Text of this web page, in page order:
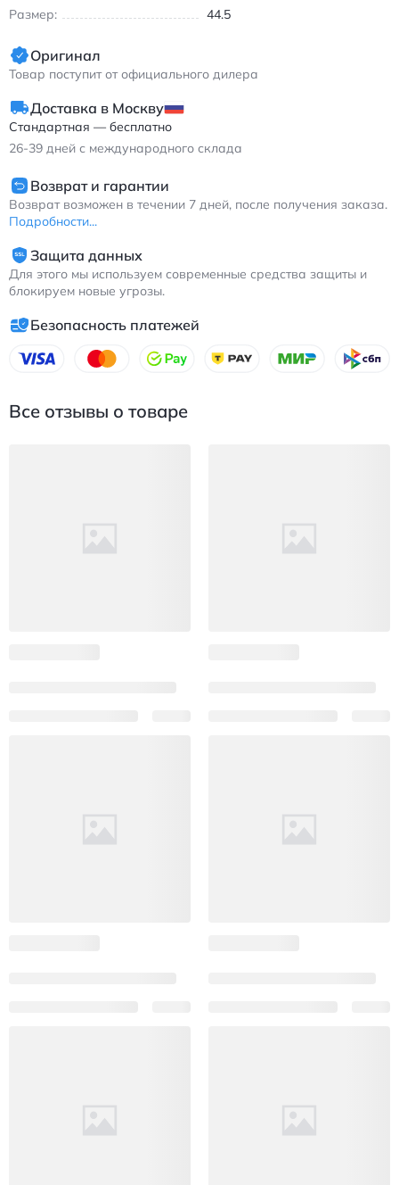
Особенности модели:
Надежная шнуровка и удобная посадка
Белый цвет, который легко сочетается с одеждой
осени и зимы
Найк EBERNON Low кроссовки повседневные белые с
Размер: 44.5
Оригинал
Товар поступит от официального дилера
Доставка в Москву
Стандартная — бесплатно
26-39 дней с международного склада
Возврат и гарантии
Возврат возможен в течении 7 дней, после получения заказа.
Подробности...
Защита данных
Для этого мы используем современные средства защиты и
блокируем новые угрозы.
Безопасность платежей
Все отзывы о товаре